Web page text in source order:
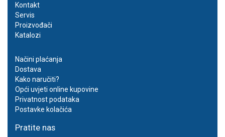
Kontakt
Servis
Proizvođači
Katalozi
Načini plaćanja
Dostava
Kako naručiti?
Opći uvjeti online kupovine
Privatnost podataka
Postavke kolačića
Pratite nas